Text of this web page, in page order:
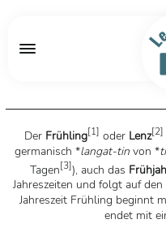
Der Frühling[1] oder Lenz[2]
germanisch *langat-tin von *
Tagen[3]), auch das
Jahreszeiten und folgt auf
Jahreszeit Frühling beginnt
endet mit